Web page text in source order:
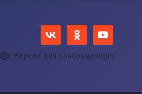
Версия для слабовидящих